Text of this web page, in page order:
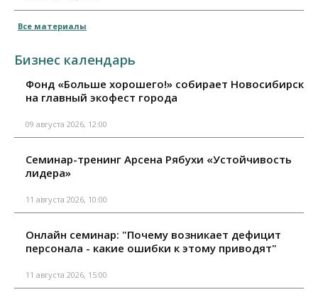
Все материалы
Бизнес календарь
Фонд «Больше хорошего!» собирает Новосибирск
на главный экофест города
09 августа 2026, 12:00
Семинар-тренинг Арсена Рябухи «Устойчивость
лидера»
11 августа 2026, 10:00
Онлайн семинар: "Почему возникает дефицит
персонала - какие ошибки к этому приводят"
11 августа 2026, 15:00